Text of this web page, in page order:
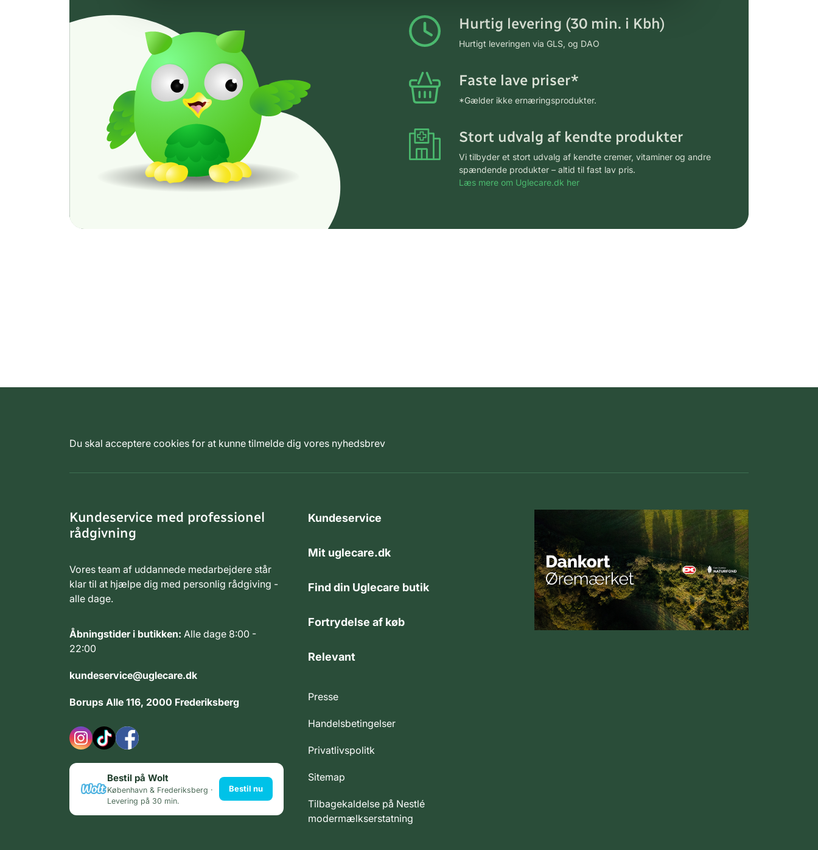
Hurtig levering (30 min. i Kbh)
Hurtigt leveringen via GLS, og DAO
Faste lave priser*
*Gælder ikke ernæringsprodukter.
Stort udvalg af kendte produkter
Vi tilbyder et stort udvalg af kendte cremer, vitaminer og andre
spændende produkter – altid til fast lav pris.
Læs mere om Uglecare.dk her
Du skal acceptere cookies for at kunne tilmelde dig vores nyhedsbrev
Kundeservice med professionel
rådgivning
Vores team af uddannede medarbejdere står
klar til at hjælpe dig med personlig rådgiving -
alle dage.
Åbningstider i butikken: Alle dage 8:00 -
22:00
kundeservice@uglecare.dk
Borups Alle 116, 2000 Frederiksberg
Bestil på Wolt
København & Frederiksberg ·
Levering på 30 min.
Bestil nu
Kundeservice
Mit uglecare.dk
Find din Uglecare butik
Fortrydelse af køb
Relevant
Presse
Handelsbetingelser
Privatlivspolitk
Sitemap
Tilbagekaldelse på Nestlé
modermælkserstatning